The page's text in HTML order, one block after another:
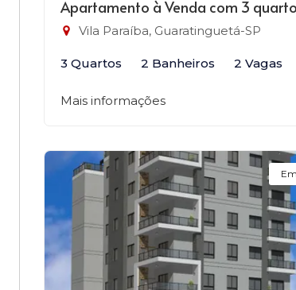
Apartamento à Venda com 3
Vila Paraíba, Guaratinguetá-SP
3 Quartos 2 Banheiros 2 Vagas
Mais informações